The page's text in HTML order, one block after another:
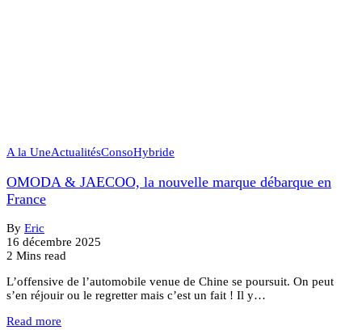
A la UneActualitésConsoHybride
OMODA & JAECOO, la nouvelle marque débarque en
France
By Eric
16 décembre 2025
2 Mins read
L’offensive de l’automobile venue de Chine se poursuit. On peut
s’en réjouir ou le regretter mais c’est un fait ! Il y…
Read more